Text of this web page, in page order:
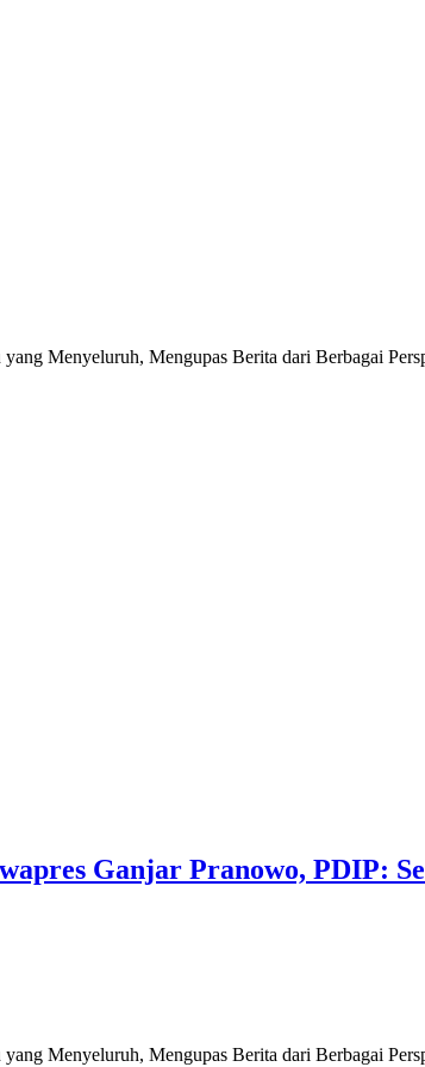
Menyeluruh, Mengupas Berita dari Berbagai
Ganjar Pranowo, PDIP:
Menyeluruh, Mengupas Berita dari Berbagai